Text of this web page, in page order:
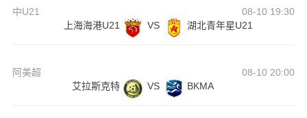
中U21
08-10 19:30
上海海港U21
VS 湖北青年星U21
阿美超
08-10 20:00
艾拉斯克特
VS BKMA